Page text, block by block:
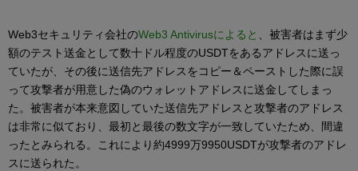
Web3セキュリティ会社のWeb3 Antivirusによると 、被害者はまず少
額のテスト送金として数十ドル程度のUSDTをあるアドレスに送っ
ていたが、その後に送信先アドレスをコピー＆ペーストした際に誤
って攻撃者が用意した偽のウォレットアドレスに送金してしまっ
た。被害者が本来意図していた送信先アドレスと攻撃者のアドレス
は非常に似ており、最初と最後の数文字が一致していたため、間違
ったとみられる。これにより約4999万9950USDTが攻撃者のアドレ
スに送られた。